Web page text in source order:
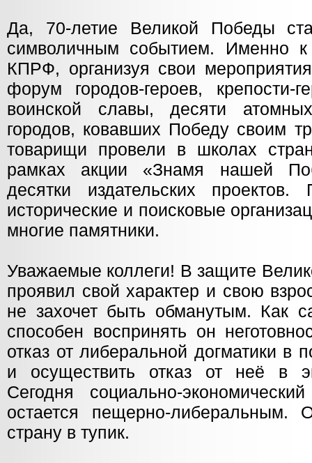
Да, 70-летие Великой Победы
символичным событием. Именно
КПРФ, организуя свои
форум городов-героев, крепости-
воинской славы, десяти
городов, ковавших Победу своим
товарищи провели в школах
рамках акции «Знамя нашей
десятки издательских
исторические и поисковые
многие памятники.
Уважаемые коллеги! В защите
проявил свой характер и свою
не захочет быть обманутым. Как
способен воспринять он
отказ от либеральной догматики в
и осуществить отказ от неё в
Сегодня социально-
остается пещерно-либеральным.
страну в тупик.